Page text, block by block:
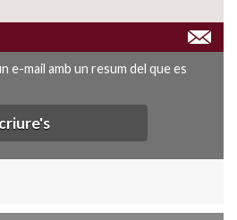
e-mail amb un resum del que es